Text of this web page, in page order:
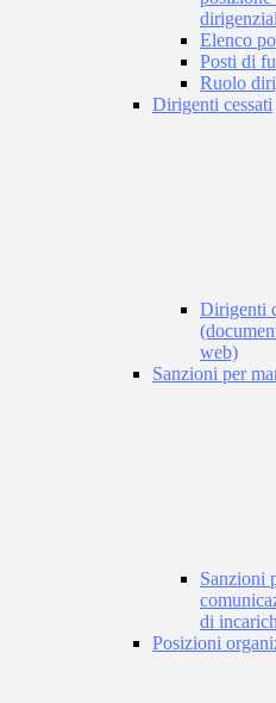
Elenco
Posti di
Ruolo
Dirigenti cessati
Dirigenti
web)
Sanzioni per
Sanzioni
di
Posizioni